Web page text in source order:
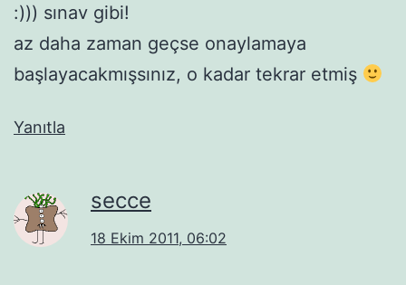
:))) sınav gibi!
az daha zaman geçse onaylamaya
başlayacakmışsınız, o kadar tekrar etmiş
Yanıtla
secce
18 Ekim 2011, 06:02